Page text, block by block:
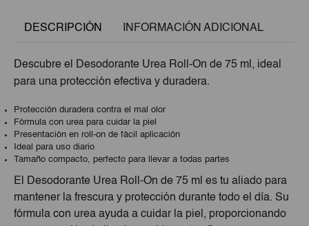
DESCRIPCIÓN INFORMACIÓN ADICIONAL
Descubre el Desodorante Urea Roll-On de 75 ml, ideal
para una protección efectiva y duradera.
Protección duradera contra el mal olor
Fórmula con urea para cuidar la piel
Presentación en roll-on de fácil aplicación
Ideal para uso diario
Tamaño compacto, perfecto para llevar a todas partes
El Desodorante Urea Roll-On de 75 ml es tu aliado para
mantener la frescura y protección durante todo el día. Su
fórmula con urea ayuda a cuidar la piel, proporcionando